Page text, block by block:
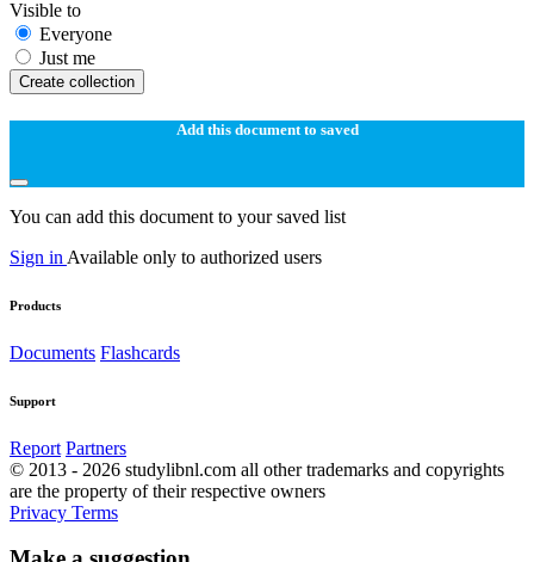
Visible to
Everyone
Just me
Create collection
Add this document to saved
You can add this document to your saved list
Sign in Available only to authorized users
Products
Documents Flashcards
Support
Report Partners
© 2013 - 2026 studylibnl.com all other trademarks and copyrights
are the property of their respective owners
Privacy Terms